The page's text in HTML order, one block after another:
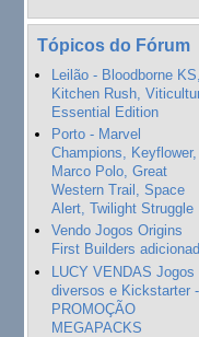
Tópicos do Fórum
Leilão - Bloodborne KS,
Kitchen Rush,
Essential Edition
Porto - Marvel
Champions, Keyflower,
Marco Polo, Great
Western Trail, Space
Alert, Twilight Struggle
Vendo Jogos Origins
First Builders
LUCY VENDAS Jogos
diversos e Kickstarter -
PROMOÇÃO
MEGAPACKS